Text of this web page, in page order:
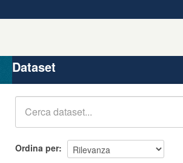
Organizzazioni
Gruppi
Dataset
Ordina per